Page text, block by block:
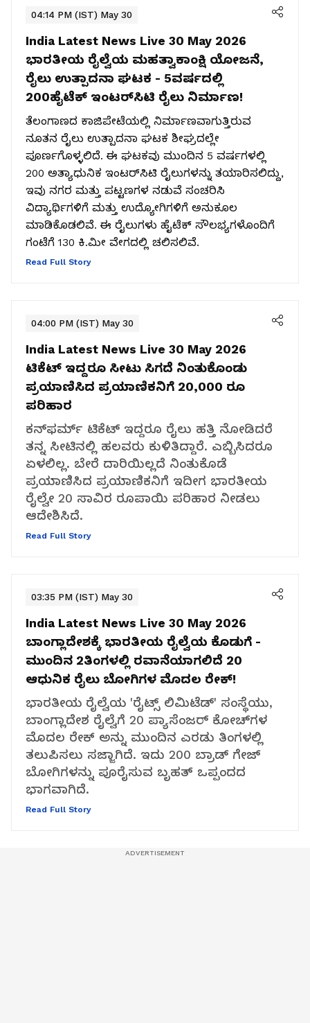
04:14 PM (IST) May 30
India Latest News Live 30 May 2026
ಭಾರತೀಯ ರೈಲ್ವೆಯ ಮಹತ್ವಾಕಾಂಕ್ಷಿ ಯೋಜನೆ,
ರೈಲು ಉತ್ಪಾದನಾ ಘಟಕ - 5ವರ್ಷದಲ್ಲಿ
200ಹೈಟೆಕ್ ಇಂಟರ್‌ಸಿಟಿ ರೈಲು ನಿರ್ಮಾಣ!
ತೆಲಂಗಾಣದ ಕಾಜಿಪೇಟೆಯಲ್ಲಿ ನಿರ್ಮಾಣವಾಗುತ್ತಿರುವ
ನೂತನ ರೈಲು ಉತ್ಪಾದನಾ ಘಟಕ ಶೀಘ್ರದಲ್ಲೇ
ಪೂರ್ಣಗೊಳ್ಳಲಿದೆ. ಈ ಘಟಕವು ಮುಂದಿನ 5 ವರ್ಷಗಳಲ್ಲಿ
200 ಅತ್ಯಾಧುನಿಕ ಇಂಟರ್‌ಸಿಟಿ ರೈಲುಗಳನ್ನು ತಯಾರಿಸಲಿದ್ದು,
ಇವು ನಗರ ಮತ್ತು ಪಟ್ಟಣಗಳ ನಡುವೆ ಸಂಚರಿಸಿ
ವಿದ್ಯಾರ್ಥಿಗಳಿಗೆ ಮತ್ತು ಉದ್ಯೋಗಿಗಳಿಗೆ ಅನುಕೂಲ
ಮಾಡಿಕೊಡಲಿವೆ. ಈ ರೈಲುಗಳು ಹೈಟೆಕ್ ಸೌಲಭ್ಯಗಳೊಂದಿಗೆ
ಗಂಟೆಗೆ 130 ಕಿ.ಮೀ ವೇಗದಲ್ಲಿ ಚಲಿಸಲಿವೆ.
Read Full Story
04:00 PM (IST) May 30
India Latest News Live 30 May 2026
ಟಿಕೆಟ್ ಇದ್ದರೂ ಸೀಟು ಸಿಗದೆ ನಿಂತುಕೊಂಡು
ಪ್ರಯಾಣಿಸಿದ ಪ್ರಯಾಣಿಕನಿಗೆ 20,000 ರೂ
ಪರಿಹಾರ
ಕನ್‌ಫರ್ಮ್ ಟಿಕೆಟ್ ಇದ್ದರೂ ರೈಲು ಹತ್ತಿ ನೋಡಿದರೆ
ತನ್ನ ಸೀಟಿನಲ್ಲಿ ಹಲವರು ಕುಳಿತಿದ್ದಾರೆ. ಎಬ್ಬಿಸಿದರೂ
ಏಳಲಿಲ್ಲ. ಬೇರೆ ದಾರಿಯಿಲ್ಲದೆ ನಿಂತುಕೊಡೆ
ಪ್ರಯಾಣಿಸಿದ ಪ್ರಯಾಣಿಕನಿಗೆ ಇದೀಗ ಭಾರತೀಯ
ರೈಲ್ವೇ 20 ಸಾವಿರ ರೂಪಾಯಿ ಪರಿಹಾರ ನೀಡಲು
ಆದೇಶಿಸಿದೆ.
Read Full Story
03:35 PM (IST) May 30
India Latest News Live 30 May 2026
ಬಾಂಗ್ಲಾದೇಶಕ್ಕೆ ಭಾರತೀಯ ರೈಲ್ವೆಯ ಕೊಡುಗೆ -
ಮುಂದಿನ 2ತಿಂಗಳಲ್ಲಿ ರವಾನೆಯಾಗಲಿದೆ 20
ಆಧುನಿಕ ರೈಲು ಬೋಗಿಗಳ ಮೊದಲ ರೇಕ್!
ಭಾರತೀಯ ರೈಲ್ವೆಯ 'ರೈಟ್ಸ್ ಲಿಮಿಟೆಡ್' ಸಂಸ್ಥೆಯು,
ಬಾಂಗ್ಲಾದೇಶ ರೈಲ್ವೆಗೆ 20 ಪ್ಯಾಸೆಂಜರ್ ಕೋಚ್‌ಗಳ
ಮೊದಲ ರೇಕ್ ಅನ್ನು ಮುಂದಿನ ಎರಡು ತಿಂಗಳಲ್ಲಿ
ತಲುಪಿಸಲು ಸಜ್ಜಾಗಿದೆ. ಇದು 200 ಬ್ರಾಡ್ ಗೇಜ್
ಬೋಗಿಗಳನ್ನು ಪೂರೈಸುವ ಬೃಹತ್ ಒಪ್ಪಂದದ
ಭಾಗವಾಗಿದೆ.
Read Full Story